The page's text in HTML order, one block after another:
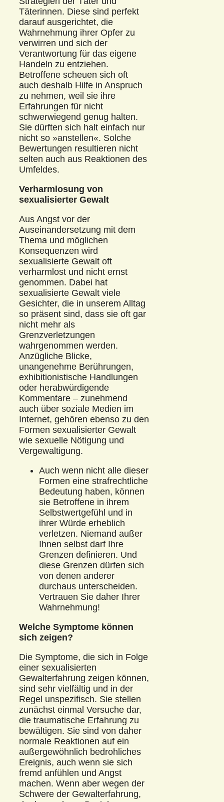
Täterinnen. Diese sind perfekt
darauf ausgerichtet, die
Wahrnehmung ihrer Opfer zu
verwirren und sich der
Verantwortung für das eigene
Handeln zu entziehen.
Betroffene scheuen sich oft
auch deshalb Hilfe in Anspruch
zu nehmen, weil sie ihre
Erfahrungen für nicht
schwerwiegend genug halten.
Sie dürften sich halt einfach nur
nicht so »anstellen«. Solche
Bewertungen resultieren nicht
selten auch aus Reaktionen des
Umfeldes.
Verharmlosung von
sexualisierter Gewalt
Aus Angst vor der
Auseinandersetzung mit dem
Thema und möglichen
Konsequenzen wird
sexualisierte Gewalt oft
verharmlost und nicht ernst
genommen. Dabei hat
sexualisierte Gewalt viele
Gesichter, die in unserem Alltag
so präsent sind, dass sie oft gar
nicht mehr als
Grenzverletzungen
wahrgenommen werden.
Anzügliche Blicke,
unangenehme Berührungen,
exhibitionistische Handlungen
oder herabwürdigende
Kommentare – zunehmend
auch über soziale Medien im
Internet, gehören ebenso zu den
Formen sexualisierter Gewalt
wie sexuelle Nötigung und
Vergewaltigung.
Auch wenn nicht alle dieser
Formen eine strafrechtliche
Bedeutung haben, können
sie Betroffene in ihrem
Selbstwertgefühl und in
ihrer Würde erheblich
verletzen. Niemand außer
Ihnen selbst darf Ihre
Grenzen definieren. Und
diese Grenzen dürfen sich
von denen anderer
durchaus unterscheiden.
Vertrauen Sie daher Ihrer
Wahrnehmung!
Welche Symptome können
sich zeigen?
Die Symptome, die sich in Folge
einer sexualisierten
Gewalterfahrung zeigen können,
sind sehr vielfältig und in der
Regel unspezifisch. Sie stellen
zunächst einmal Versuche dar,
die traumatische Erfahrung zu
bewältigen. Sie sind von daher
normale Reaktionen auf ein
außergewöhnlich bedrohliches
Ereignis, auch wenn sie sich
fremd anfühlen und Angst
machen. Wenn aber wegen der
Schwere der Gewalterfahrung,